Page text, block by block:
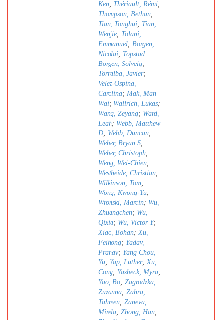
Ken; Thériault, Rémi;
Thompson, Bethan;
Tian, Tonghui; Tian,
Wenjie; Tolani,
Emmanuel; Borgen,
Nicolai; Topstad
Borgen, Solveig;
Torralba, Javier;
Velez-Ospina,
Carolina; Mak, Man
Wai; Wallrich, Lukas;
Wang, Zeyang; Ward,
Leah; Webb, Matthew
D; Webb, Duncan;
Weber, Bryan S;
Weber, Christoph;
Weng, Wei-Chien;
Westheide, Christian;
Wilkinson, Tom;
Wong, Kwong-Yu;
Wroński, Marcin; Wu,
Zhuangchen; Wu,
Qixia; Wu, Victor Y;
Xiao, Bohan;Xu,
Feihong; Yadav,
Pranav; Yang Chou,
Yu; Yap, Luther;Xu,
Cong; Yazbeck, Myra;
Yao, Bo; Zagrodzka,
Zuzanna; Zahra,
Tahreen; Zaneva,
Mirela; Zhong, Han;